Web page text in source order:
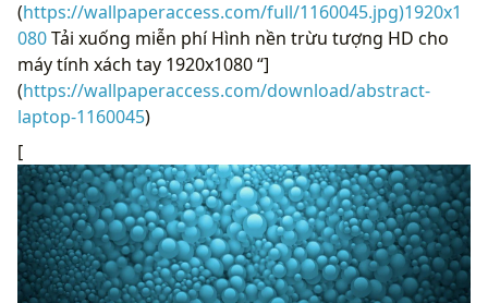
(https://wallpaperaccess.com/full/1160045.jpg)1920x1
080Tải xuống miễn phí Hình nền trừu tượng HD cho
máy tính xách tay 1920x1080 “]
(https://wallpaperaccess.com/download/abstract-
laptop-1160045)
[